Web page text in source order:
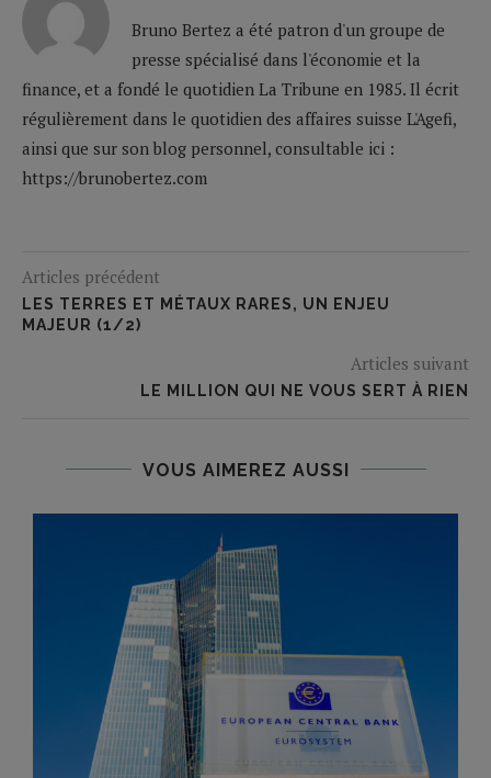
Bruno Bertez a été patron d'un groupe de
presse spécialisé dans l'économie et la
finance, et a fondé le quotidien La Tribune en 1985. Il écrit
régulièrement dans le quotidien des affaires suisse L'Agefi,
ainsi que sur son blog personnel, consultable ici :
https://brunobertez.com
Articles précédent
LES TERRES ET MÉTAUX RARES, UN ENJEU
MAJEUR (1/2)
Articles suivant
LE MILLION QUI NE VOUS SERT À RIEN
VOUS AIMEREZ AUSSI